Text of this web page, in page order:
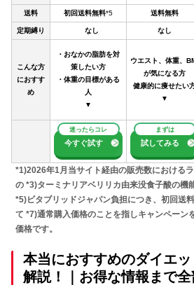
送料 初回送料無料*5 送料無料
定期縛り なし なし
こんな方
におすす
め
・おなかの脂肪を対
策したい方
・体重の目標がある
人
▼
ウエスト、体重、
が気になる方
健康的に痩せたい
▼
迷ったらコレ
今すぐ試す
まずは
試してみる
*1)2026年1月当サイト経由の販売数における
の *3)ターミナリアベリリカ由来没食子酸の機
*5)ビタブリッドジャパン負担につき、初回送
て *7)通常購入価格のことを指しキャンペーン
価格です。
本当におすすめのダイエ
解説！｜お得な情報まで全